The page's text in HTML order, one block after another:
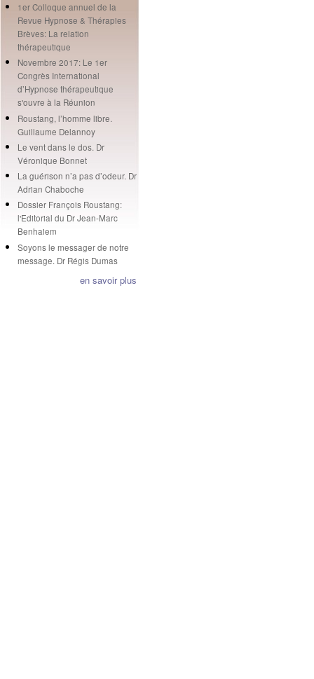
1er Colloque annuel de la
Revue Hypnose & Thérapies
Brèves: La relation
thérapeutique
Novembre 2017: Le 1er
Congrès International
d’Hypnose thérapeutique
s'ouvre à la Réunion
Roustang, l’homme libre.
Guillaume Delannoy
Le vent dans le dos. Dr
Véronique Bonnet
La guérison n’a pas d’odeur. Dr
Adrian Chaboche
Dossier François Roustang:
l'Editorial du Dr Jean-Marc
Benhaiem
Soyons le messager de notre
message. Dr Régis Dumas
en savoir plus